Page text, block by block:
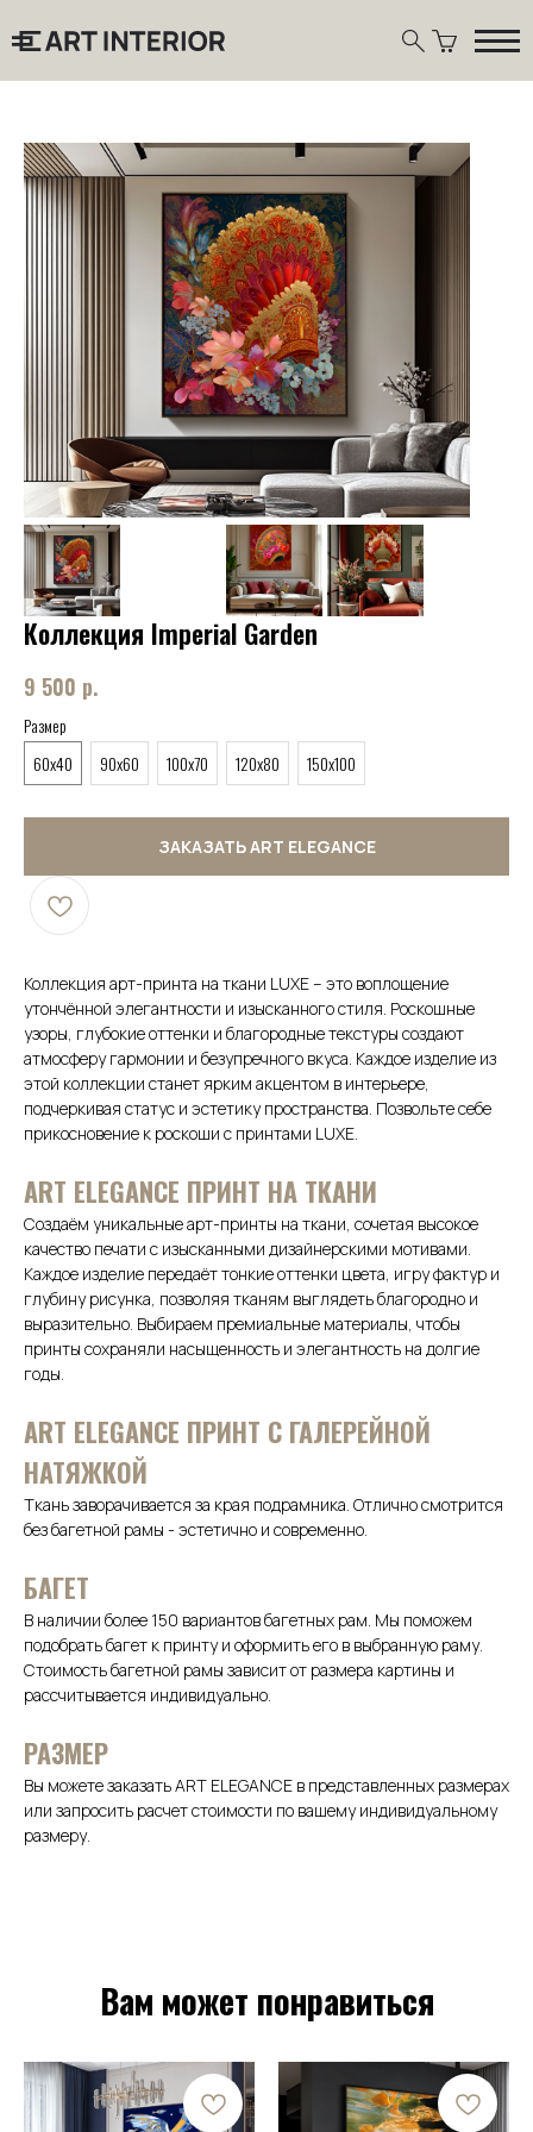
Коллекция Imperial Garden
9 500 р.
Размер
60x40
90x60 100x70 120x80 150x100
ЗАКАЗАТЬ ART ELEGANCE
Коллекция арт-принта на ткани LUXE – это воплощение
утончённой элегантности и изысканного стиля. Роскошные
узоры, глубокие оттенки и благородные текстуры создают
атмосферу гармонии и безупречного вкуса. Каждое изделие из
этой коллекции станет ярким акцентом в интерьере,
подчеркивая статус и эстетику пространства. Позвольте себе
прикосновение к роскоши с принтами LUXE.
АRТ ELEGANCE ПРИНТ НА ТКАНИ
Создаём уникальные арт-принты на ткани, сочетая высокое
качество печати с изысканными дизайнерскими мотивами.
Каждое изделие передаёт тонкие оттенки цвета, игру фактур и
глубину рисунка, позволяя тканям выглядеть благородно и
выразительно. Выбираем премиальные материалы, чтобы
принты сохраняли насыщенность и элегантность на долгие
годы.
ART ELEGANCE ПРИНТ С ГАЛЕРЕЙНОЙ
НАТЯЖКОЙ
Ткань заворачивается за края подрамника. Отлично смотрится
без багетной рамы - эстетично и современно.
БАГЕТ
В наличии более 150 вариантов багетных рам. Мы поможем
подобрать багет к принту и оформить его в выбранную раму.
Стоимость багетной рамы зависит от размера картины и
рассчитывается индивидуально.
РАЗМЕР
Вы можете заказать ART ELEGANCE в представленных размерах
или запросить расчет стоимости по вашему индивидуальному
размеру.
Вам может понравиться